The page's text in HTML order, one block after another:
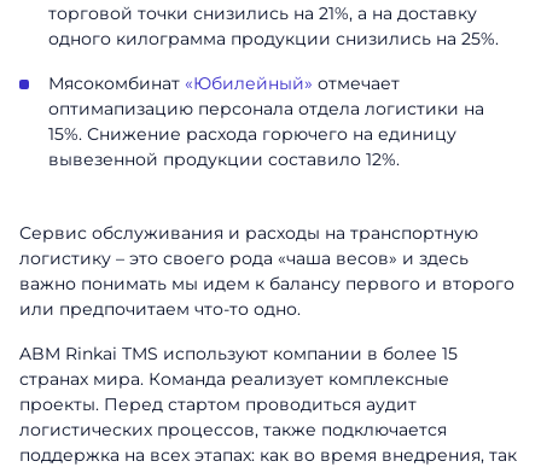
торговой точки снизились на 21%, а на доставку
одного килограмма продукции снизились на 25%.
Мясокомбинат «Юбилейный» отмечает
оптимапизацию персонала отдела логистики на
15%. Снижение расхода горючего на единицу
вывезенной продукции составило 12%.
Сервис обслуживания и расходы на транспортную
логистику – это своего рода «чаша весов» и здесь
важно понимать мы идем к балансу первого и второго
или предпочитаем что-то одно.
ABM Rinkai TMS используют компании в более 15
странах мира. Команда реализует комплексные
проекты. Перед стартом проводиться аудит
логистических процессов, также подключается
поддержка на всех этапах: как во время внедрения, так